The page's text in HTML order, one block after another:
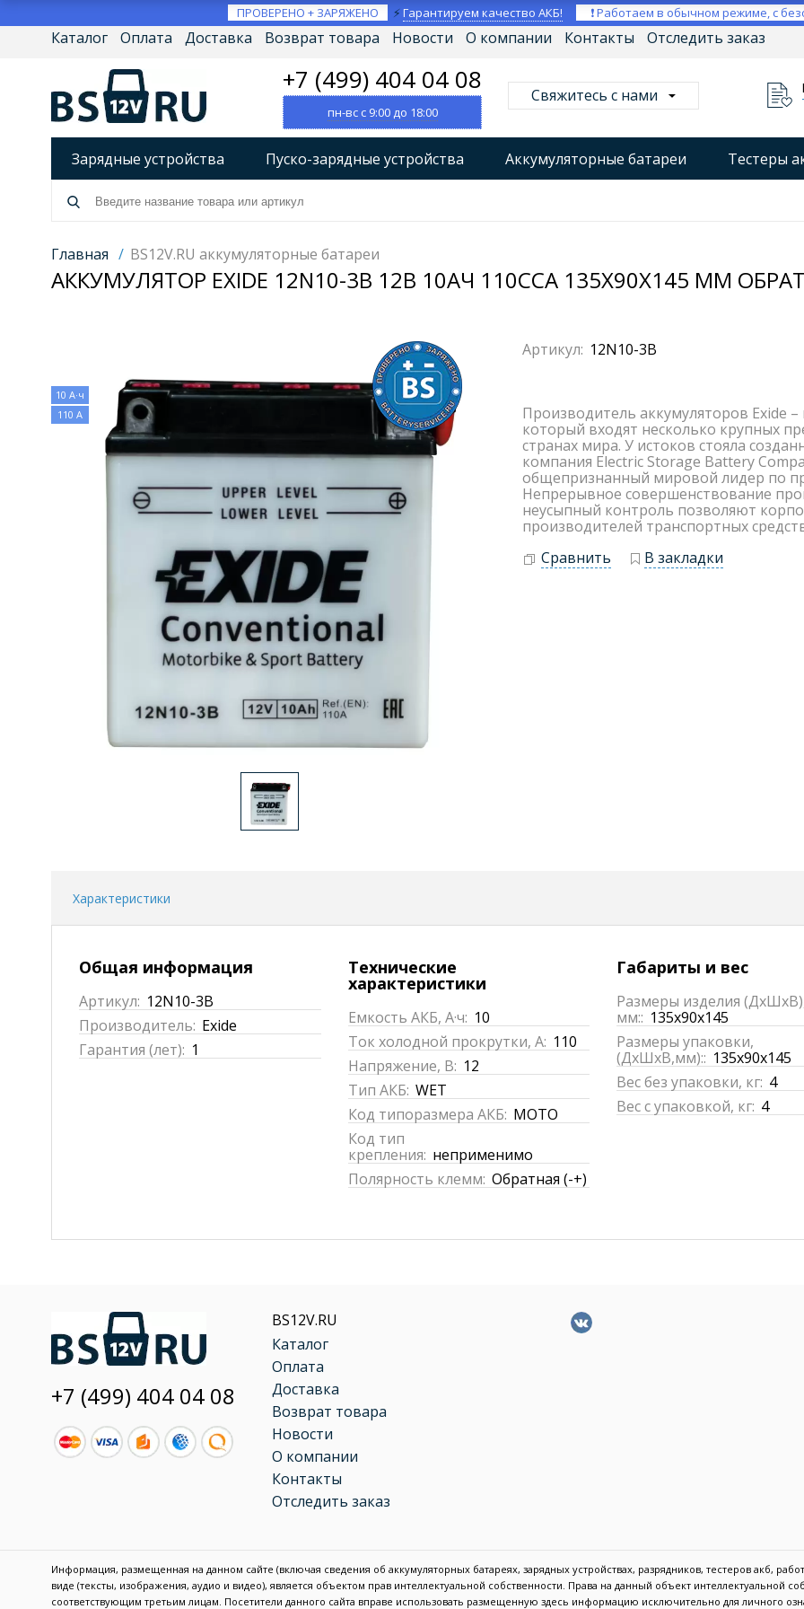
ПРОВЕРЕНО + ЗАРЯЖЕНО ⚡Гарантируем качество АКБ! ❗ Работаем в обычном режиме, с
Каталог Оплата Доставка Возврат товара Новости О компании Контакты Отследить заказ
+7 (499) 404 04 08
пн-вс с 9:00 до 18:00
Свяжитесь с нами
Зарядные устройства Пуско-зарядные устройства Аккумуляторные батареи Тестеры
Разрядно-диагностические устройства
Источники бесперебойного питания (ИБП)
Товары по брендам
Главная / BS12V.RU аккумуляторные батареи
АККУМУЛЯТОР EXIDE 12N10-3B 12В 10АЧ 110CCA 135X90X145 ММ
10 А·ч
110 А
Артикул: 12N10-3B
Производитель аккумуляторов Exide
который входят несколько крупных
странах мира. У истоков стояла
компания Electric Storage Battery
общепризнанный мировой лидер по
Непрерывное совершенствование
неусыпный контроль позволяют
производителей транспортных
Сравнить
В закладки
Характеристики
Общая информация
Артикул: 12N10-3B
Производитель: Exide
Гарантия (лет): 1
Технические
характеристики
Емкость АКБ, А·ч: 10
Ток холодной прокрутки, А: 110
Напряжение, В: 12
Тип АКБ: WET
Код типоразмера АКБ: MOTO
Код тип
крепления: неприменимо
Полярность клемм: Обратная (-+)
Габариты и вес
Размеры изделия
мм:: 135x90x145
Размеры упаковки,
(ДхШхВ,мм):: 135x90x145
Вес без упаковки, кг: 4
Вес с упаковкой, кг: 4
+7 (499) 404 04 08
BS12V.RU
Каталог
Оплата
Доставка
Возврат товара
Новости
О компании
Контакты
Отследить заказ
Информация, размещенная на данном сайте (включая сведения об аккумуляторных батареях, зарядных устройствах, разрядников, тестеров акб,
виде (тексты, изображения, аудио и видео), является объектом прав интеллектуальной собственности. Права на данный объект интеллектуальной
соответствующим третьим лицам. Посетители данного сайта вправе использовать размещенную здесь информацию исключительно для личного